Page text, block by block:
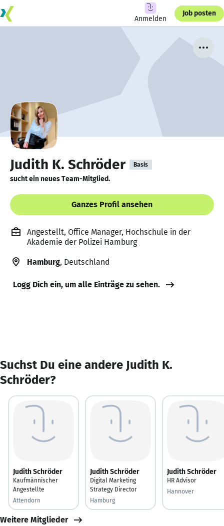
Anmelden
Job posten
Judith K. Schröder Basis
sucht ein neues Team-Mitglied.
Ganzes Profil ansehen
Angestellt, Office Manager, Hochschule in der
Akademie der Polizei Hamburg
Hamburg, Deutschland
Logg Dich ein, um alle Einträge zu sehen.
Suchst Du eine andere Judith K.
Schröder?
Judith Schröder
Kaufmännischer
Angestellte
Attendorn
Judith Schröder
Digital Marketing
Strategy Director
Hamburg
Judith Schröder
HR Advisor
Hannover
Weitere Mitglieder